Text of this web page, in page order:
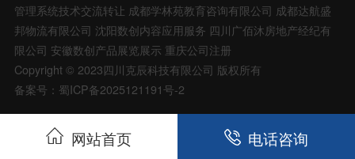
管理系统技术交流转让 成都学林苑教育咨询有限公司 成都达航盛
邦物流有限公司 沈阳数创内容应用服务 四川广佰沐房地产经纪有
限公司 安徽数创产品展览展示 重庆公司注册
Copyright © 2023四川克辰科技有限公司 版权所有
备案号：蜀ICP备2025121191号-2
网站首页 电话咨询